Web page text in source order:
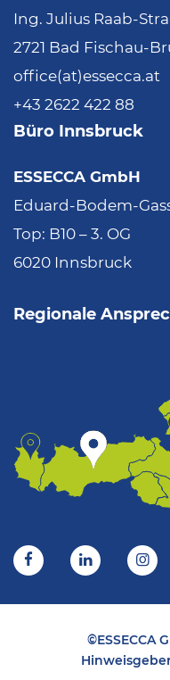
Ing. Julius Raab-
2721 Bad Fischau-
office(at)essecca.at
+43 2622 422 88
Büro Innsbruck
ESSECCA GmbH
Eduard-Bodem-
Top: B10 – 3. OG
6020 Innsbruck
Regionale
©ESSECCA